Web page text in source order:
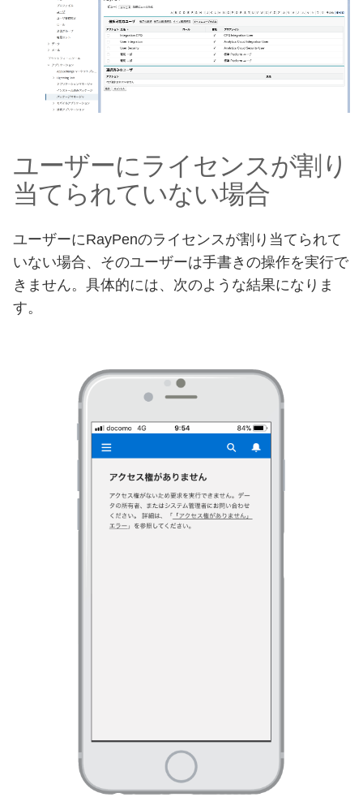
ユーザーにライセンスが割り
当てられていない場合
ユーザーにRayPenのライセンスが割り当てられて
いない場合、そのユーザーは手書きの操作を実行で
きません。具体的には、次のような結果になりま
す。